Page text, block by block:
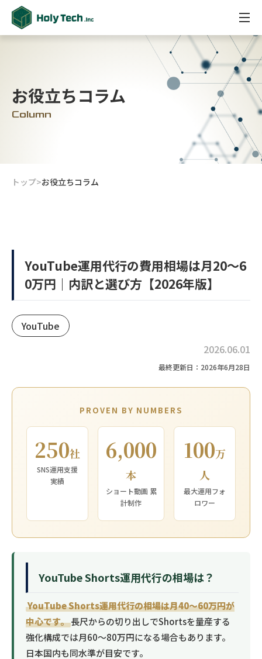
お役立ちコラム
Column
トップ>お役立ちコラム
YouTube運用代行の費用相場は月20〜6
0万円｜内訳と選び方【2026年版】
YouTube
2026.06.01
最終更新日：2026年6月28日
PROVEN BY NUMBERS
250社
SNS運用支援
実績
6,000
本
ショート動画 累
計制作
100万
人
最大運用フォ
ロワー
YouTube Shorts運用代行の相場は？
YouTube Shorts運用代行の相場は月40〜60万円が
中心です。長尺からの切り出しでShortsを量産する
強化構成では月60〜80万円になる場合もあります。
日本国内も同水準が目安です。